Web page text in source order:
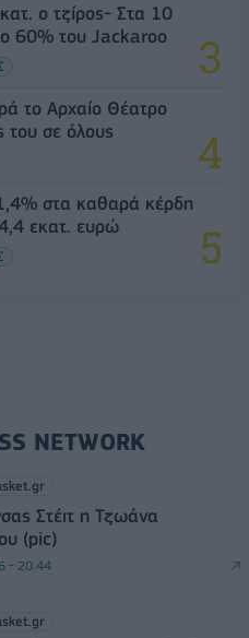
ο τζίρος- Στα 10
60% του Jackaroo
το Αρχαίο Θέατρο
του σε όλους
στα καθαρά κέρδη
εκατ. ευρώ
NETWORK
Στέιτ η Τζωάνα
(pic)
- 20:44